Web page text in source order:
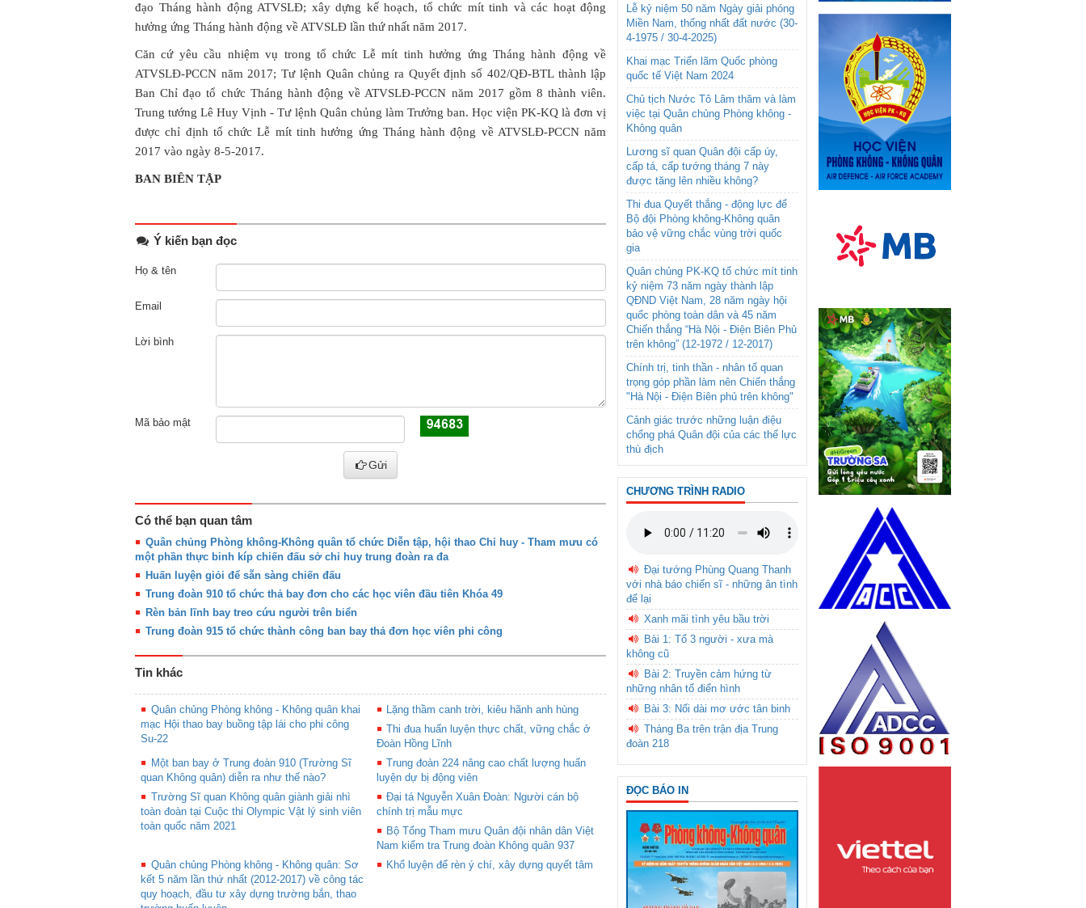
đạo Tháng hành động ATVSLĐ; xây dựng kế hoạch, tổ chức mít tinh và các hoạt động
hưởng ứng Tháng hành động về ATVSLĐ lần thứ nhất năm 2017.
Căn cứ yêu cầu nhiệm vụ trong tổ chức Lễ mít tinh hưởng ứng Tháng hành động về
ATVSLĐ-PCCN năm 2017; Tư lệnh Quân chủng ra Quyết định số 402/QĐ-BTL thành lập
Ban Chỉ đạo tổ chức Tháng hành động về ATVSLĐ-PCCN năm 2017 gồm 8 thành viên.
Trung tướng Lê Huy Vịnh - Tư lệnh Quân chủng làm Trưởng ban. Học viện PK-KQ là đơn vị
được chỉ định tổ chức Lễ mít tinh hưởng ứng Tháng hành động về ATVSLĐ-PCCN năm
2017 vào ngày 8-5-2017.
BAN BIÊN TẬP
Ý kiến bạn đọc
Họ & tên
Email
Lời bình
Mã bảo mật
Gửi
Có thể bạn quan tâm
Quân chủng Phòng không-Không quân tổ chức Diễn tập, hội thao Chỉ huy - Tham mưu có
một phần thực binh kíp chiến đấu sở chỉ huy trung đoàn ra đa
Huấn luyện giỏi để sẵn sàng chiến đấu
Trung đoàn 910 tổ chức thả bay đơn cho các học viên đầu tiên Khóa 49
Rèn bản lĩnh bay treo cứu người trên biển
Trung đoàn 915 tổ chức thành công ban bay thả đơn học viên phi công
Tin khác
Quân chủng Phòng không - Không quân khai
mạc Hội thao bay buồng tập lái cho phi công
Su-22
Lặng thầm canh trời, kiêu hãnh anh hùng
Thi đua huấn luyện thực chất, vững chắc ở
Đoàn Hồng Lĩnh
Một ban bay ở Trung đoàn 910 (Trường Sĩ
quan Không quân) diễn ra như thế nào?
Trung đoàn 224 nâng cao chất lượng huấn
luyện dự bị động viên
Trường Sĩ quan Không quân giành giải nhì
toàn đoàn tại Cuộc thi Olympic Vật lý sinh viên
toàn quốc năm 2021
Đại tá Nguyễn Xuân Đoàn: Người cán bộ
chính trị mẫu mực
Bộ Tổng Tham mưu Quân đội nhân dân Việt
Nam kiểm tra Trung đoàn Không quân 937
Quân chủng Phòng không - Không quân: Sơ
kết 5 năm lần thứ nhất (2012-2017) về công tác
quy hoạch, đầu tư xây dựng trường bắn, thao
Khổ luyện để rèn ý chí, xây dựng quyết tâm
Lễ kỷ niệm 50 năm Ngày giải phóng
Miền Nam, thống nhất đất nước (30-
4-1975 / 30-4-2025)
Khai mạc Triển lãm Quốc phòng
quốc tế Việt Nam 2024
Chủ tịch Nước Tô Lâm thăm và làm
việc tại Quân chủng Phòng không -
Không quân
Lương sĩ quan Quân đội cấp úy,
cấp tá, cấp tướng tháng 7 này
được tăng lên nhiều không?
Thi đua Quyết thắng - động lực để
Bộ đội Phòng không-Không quân
bảo vệ vững chắc vùng trời quốc
gia
Quân chủng PK-KQ tổ chức mít tinh
kỷ niệm 73 năm ngày thành lập
QĐND Việt Nam, 28 năm ngày hội
quốc phòng toàn dân và 45 năm
Chiến thắng “Hà Nội - Điện Biên Phủ
trên không” (12-1972 / 12-2017)
Chính trị, tinh thần - nhân tố quan
trọng góp phần làm nên Chiến thắng
"Hà Nội - Điện Biên phủ trên không"
Cảnh giác trước những luận điệu
chống phá Quân đội của các thế lực
thù địch
CHƯƠNG TRÌNH RADIO
Đại tướng Phùng Quang Thanh
với nhà báo chiến sĩ - những ân tình
để lại
Xanh mãi tình yêu bầu trời
Bài 1: Tổ 3 người - xưa mà
không cũ
Bài 2: Truyền cảm hứng từ
những nhân tố điển hình
Bài 3: Nối dài mơ ước tân binh
Tháng Ba trên trận địa Trung
đoàn 218
ĐỌC BÁO IN